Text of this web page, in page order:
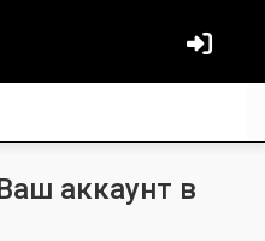
аккаунт в